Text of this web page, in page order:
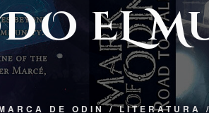
EL
DE ODIN/LITERATURA